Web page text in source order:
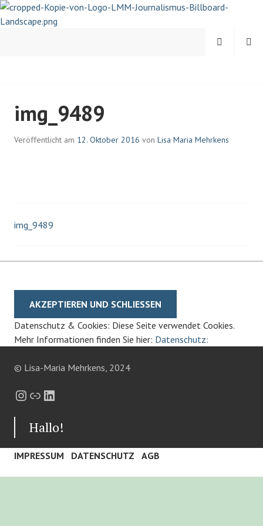
Springe
zum
JOURNALISTIN UND
PSYCHOLOGIN
MENÜ
SUCHEN
img_9489
Veröffentlicht am 12. Oktober 2016 von Lisa Maria Mehrkens
Beitrags-
Navigation
img_9489
Datenschutz & Cookies: Diese Seite verwendet Cookies.
Mehr Informationen finden Sie hier: Datenschutz:
© Lisa-Maria Mehrkens, 2024
Instagram
LinkLinkedIn
Hallo!
IMPRESSUM DATENSCHUTZ AGB